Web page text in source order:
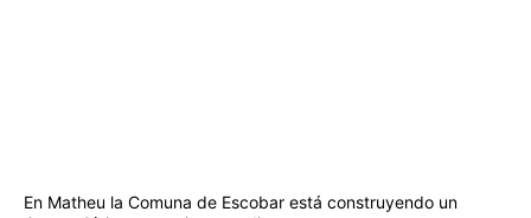
En Matheu la Comuna de Escobar está construyendo un